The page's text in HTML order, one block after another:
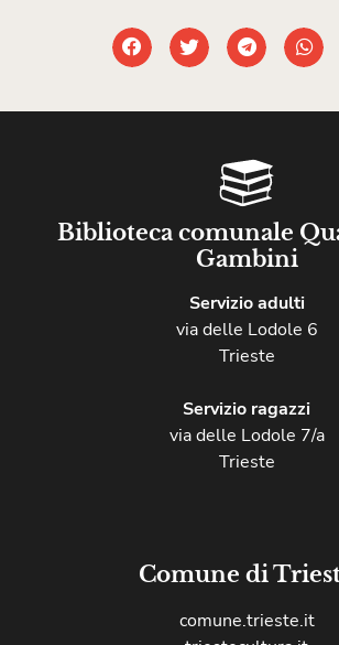
Biblioteca comunale
Gambini
Servizio adulti
via delle Lodole 6
Trieste
Servizio ragazzi
via delle Lodole 7/a
Trieste
Comune di
comune.trieste.it